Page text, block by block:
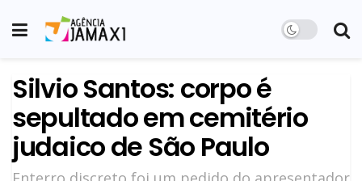
Silvio Santos: corpo é
sepultado em cemitério
judaico de São Paulo